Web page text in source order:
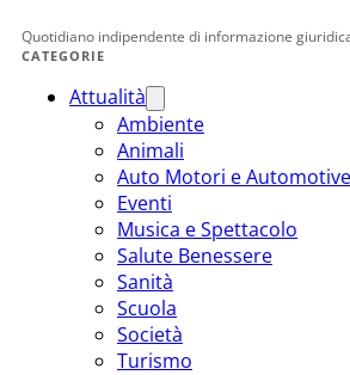
Quotidiano indipendente di informazione
CATEGORIE
Attualità
Ambiente
Animali
Auto Motori e Automotive
Eventi
Musica e Spettacolo
Salute Benessere
Sanità
Scuola
Società
Turismo